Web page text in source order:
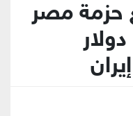
حزمة مصر
دولار